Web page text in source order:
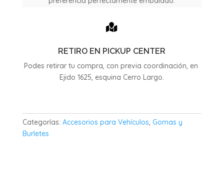

RETIRO EN PICKUP CENTER
Podes retirar tu compra, con previa coordinación, en
Ejido 1625, esquina Cerro Largo.
Categorías: Accesorios para Vehículos, Gomas y
Burletes